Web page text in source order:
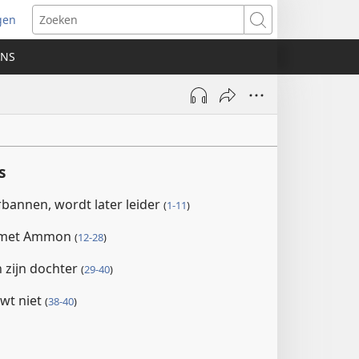
Zoeken
wordt later leider (1-11)
Ammon (12-28)
zijn dochter (29-40)
niet (38-40)